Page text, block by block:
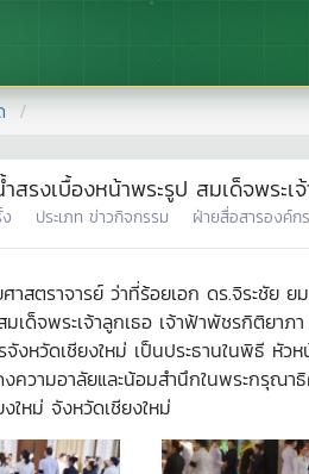
สรงเบื้องหน้าพระรูป สมเด็จพร
ประเภท ข่าวกิจกรรม ฝ่ายสื่อสารองค์ก
าสตราจารย์ ว่าที่ร้อยเอก ดร.จิระชั
เด็จพระเจ้าลูกเธอ เจ้าฟ้าพัชรกิติยา
งหวัดเชียงใหม่ เป็นประธานในพิธี หัว
ความอาลัยและน้อมสำนึกในพระกรุณ
งใหม่ จังหวัดเชียงใหม่